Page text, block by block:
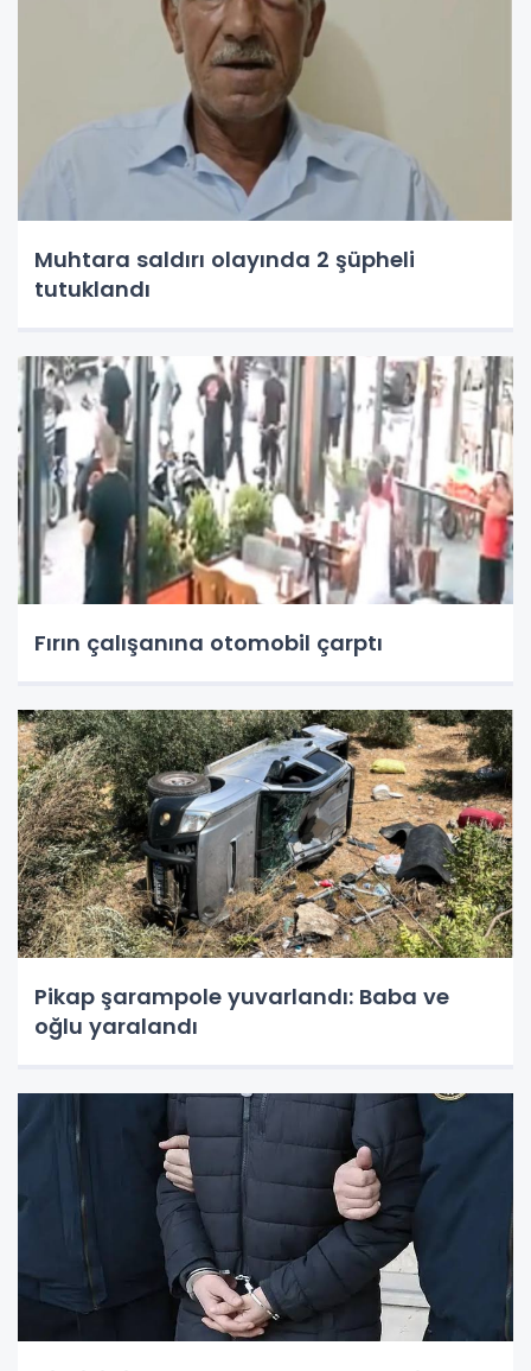
Muhtara saldırı olayında 2 şüpheli
tutuklandı
Fırın çalışanına otomobil çarptı
Pikap şarampole yuvarlandı: Baba ve
oğlu yaralandı